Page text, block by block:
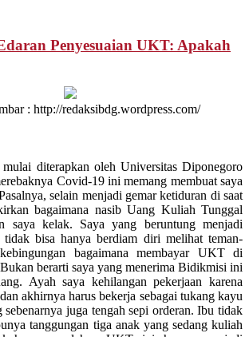
Penyesuaian UKT: Apakah
: http://redaksibdg.wordpress.com/
diterapkan oleh Universitas Diponegoro
Covid-19 ini memang membuat saya
selain menjadi gemar ketiduran di saat
bagaimana nasib Uang Kuliah Tunggal
saya kelak. Saya yang beruntung menjadi
bisa hanya berdiam diri melihat teman-
bagaimana membayar UKT di
berarti saya yang menerima Bidikmisi ini
Ayah saya kehilangan pekerjaan karena
akhirnya harus bekerja sebagai tukang kayu
juga tengah sepi orderan. Ibu tidak
tanggungan tiga anak yang sedang kuliah